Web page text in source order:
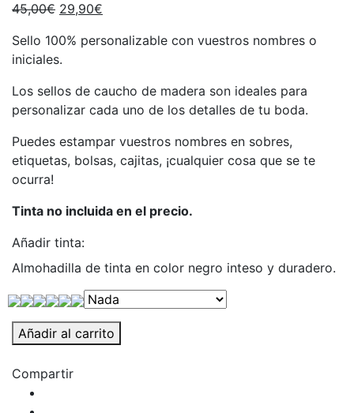
45,00€ 29,90€
Sello 100% personalizable con vuestros nombres o
iniciales.
Los sellos de caucho de madera son ideales para
personalizar cada uno de los detalles de tu boda.
Puedes estampar vuestros nombres en sobres,
etiquetas, bolsas, cajitas, ¡cualquier cosa que se te
ocurra!
Tinta no incluida en el precio.
Añadir tinta:
Almohadilla de tinta en color negro inteso y duradero.
Sello
personalizado
letra
Añadir al carrito
Compartir